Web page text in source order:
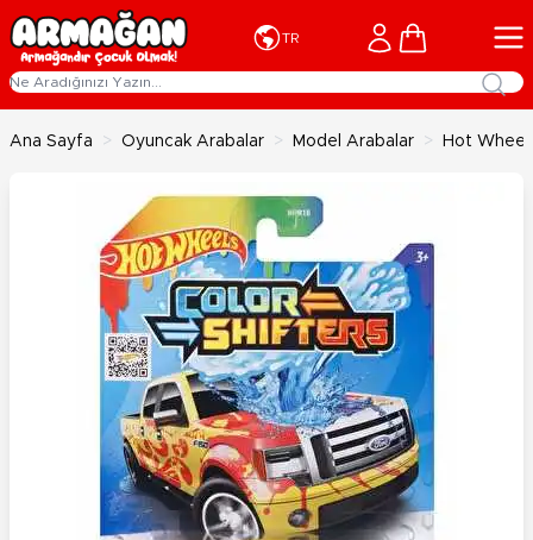
İçeriğe geç
TR Cart
Ana Sayfa > Oyuncak Arabalar > Model Arabalar > Hot